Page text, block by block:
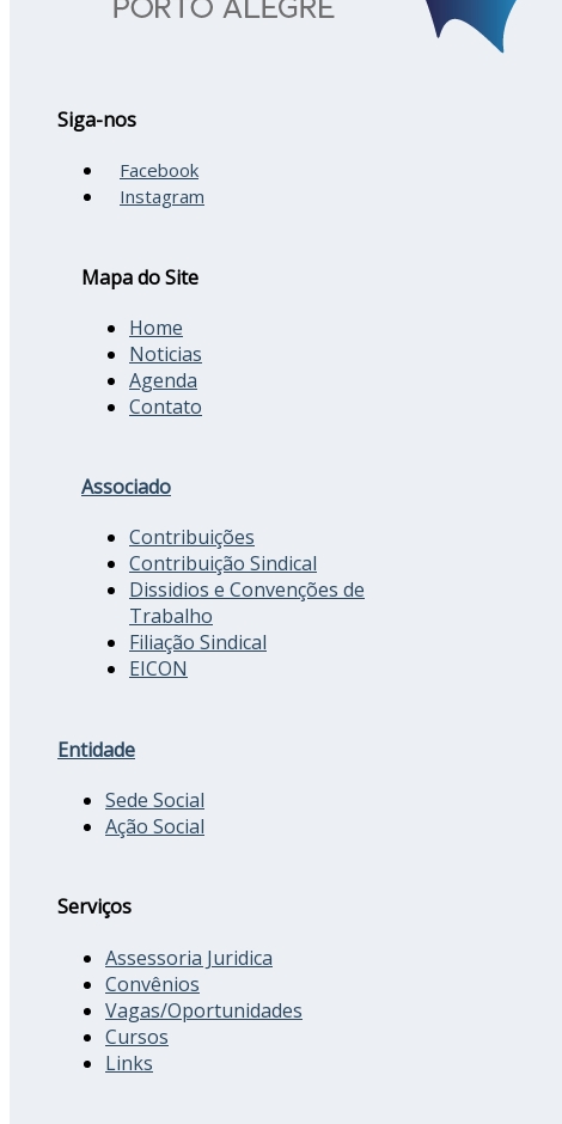
Siga-nos
Facebook
Instagram
Mapa do Site
Home
Noticias
Agenda
Contato
Associado
Contribuições
Contribuição Sindical
Dissidios e Convenções de
Trabalho
Filiação Sindical
EICON
Entidade
Sede Social
Ação Social
Serviços
Assessoria Juridica
Convênios
Vagas/Oportunidades
Cursos
Links